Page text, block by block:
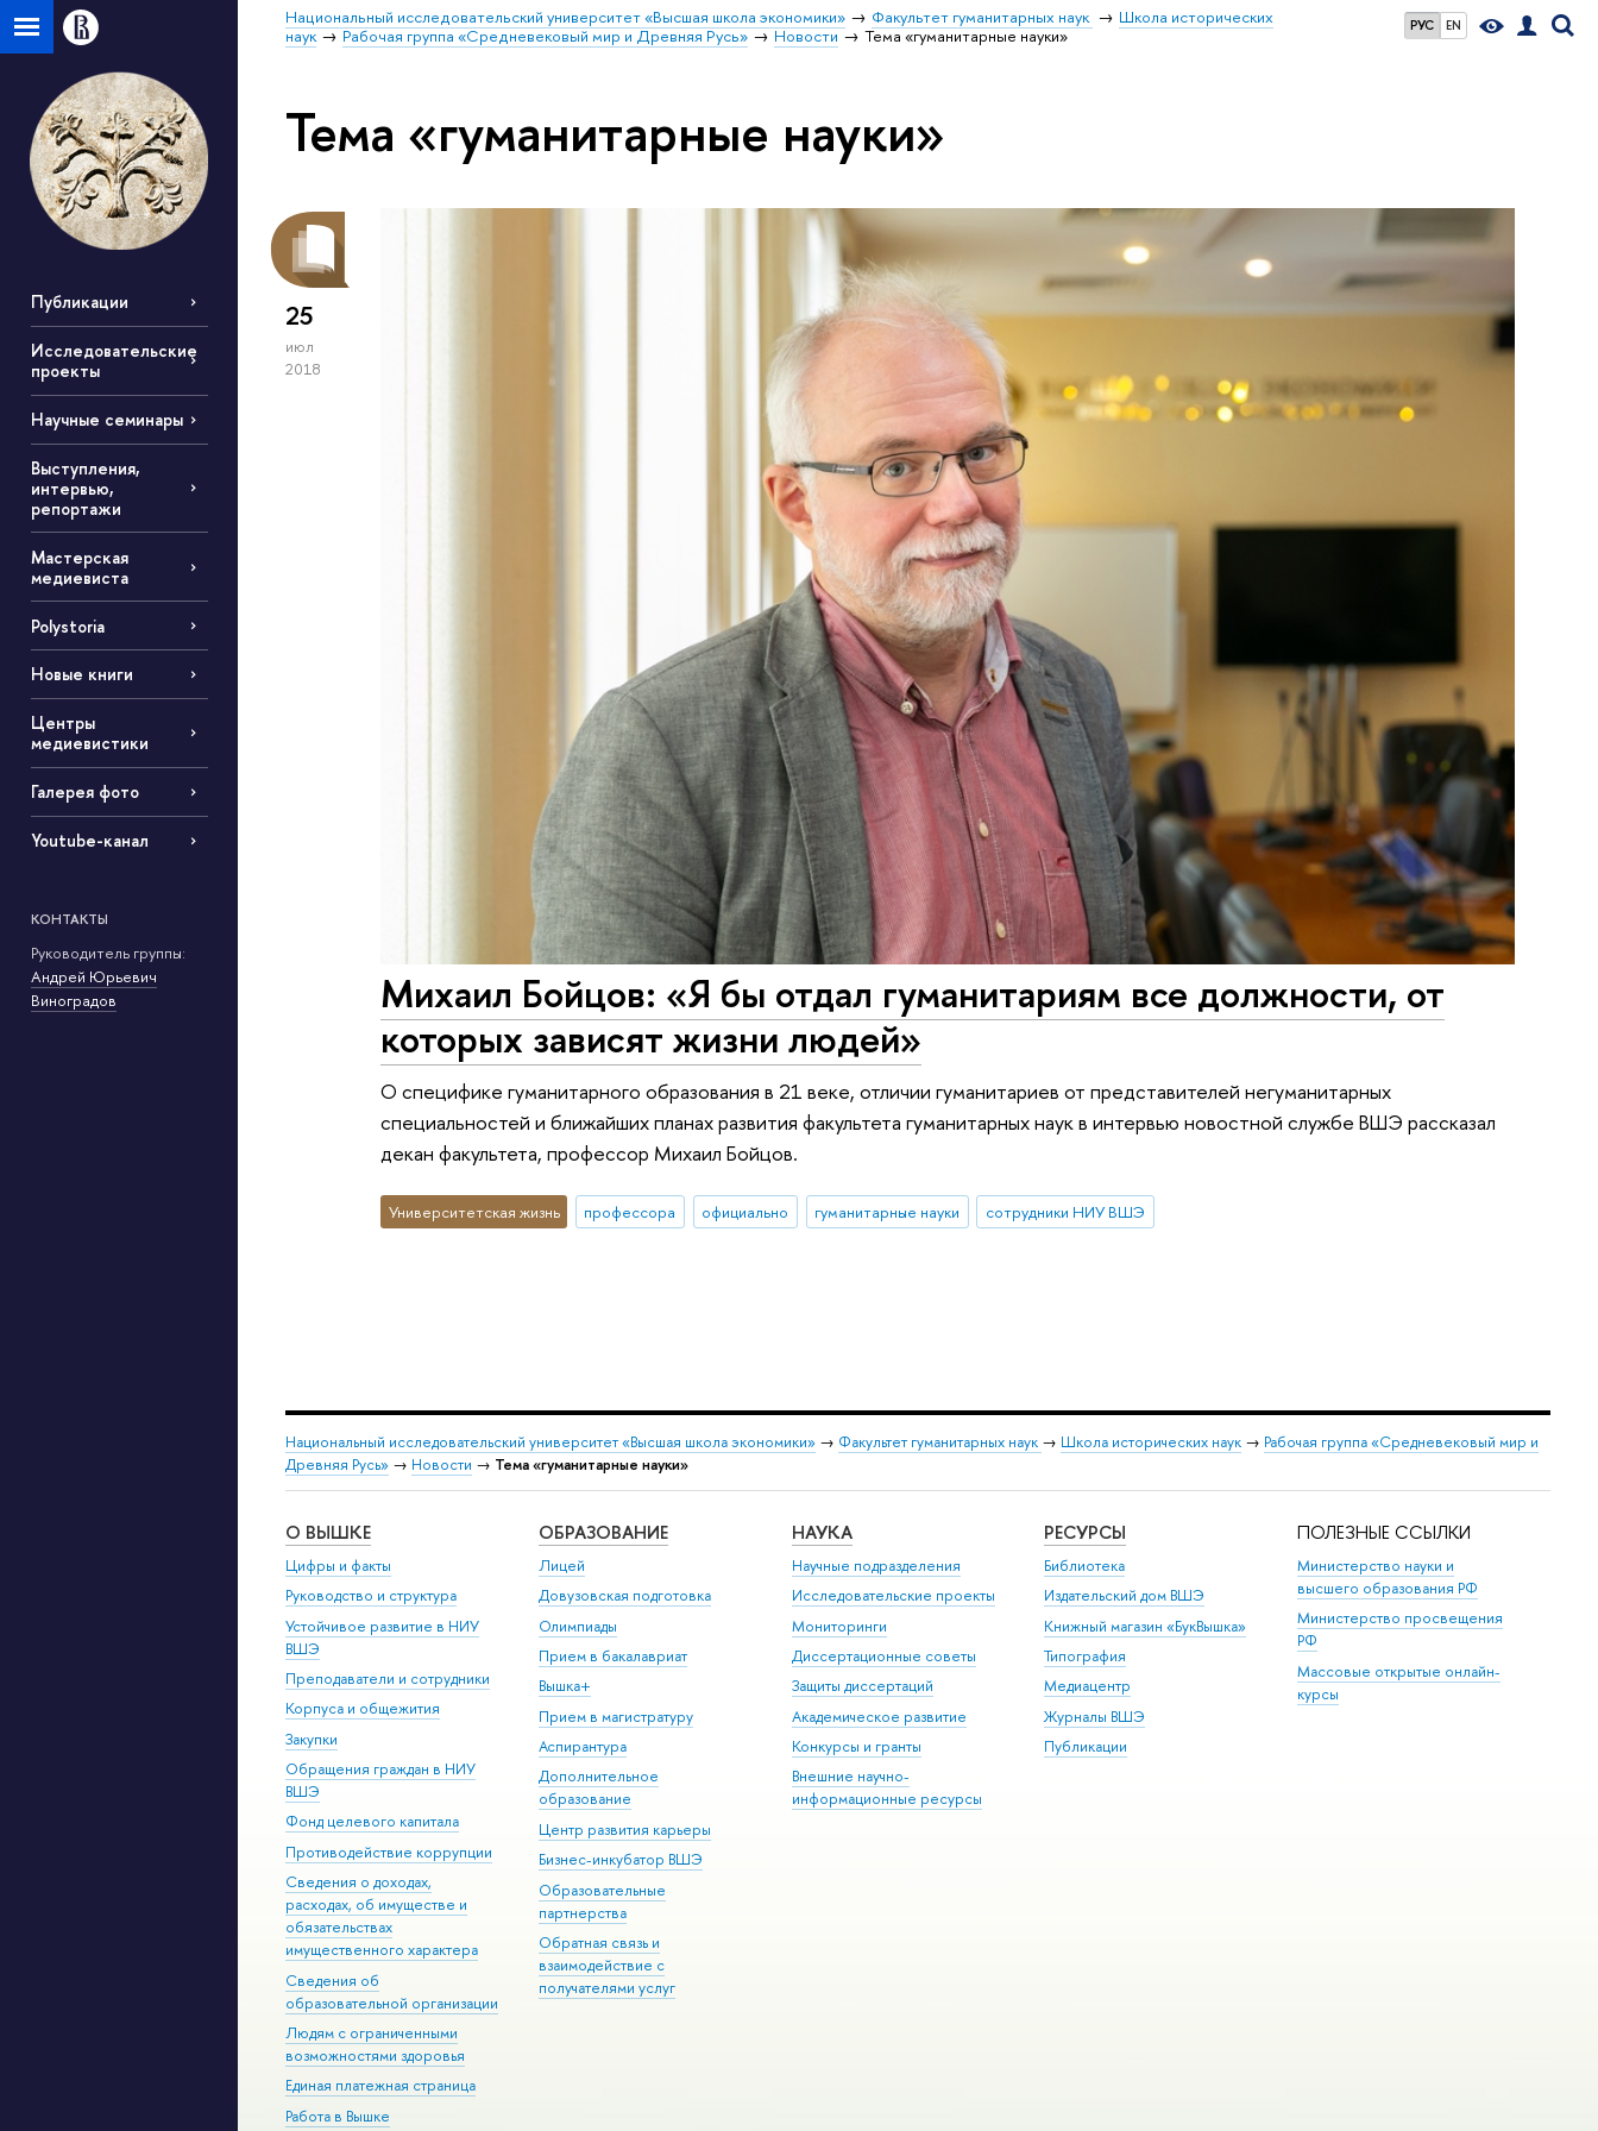
РУС EN
Национальный исследовательский университет «Высшая школа экономики» Факультет гуманитарных наук
Школа исторических
наук
Рабочая группа «Средневековый мир и Древняя Русь» Новости Тема «гуманитарные науки»
Публикации
Исследовательские
проекты
Научные семинары
Выступления,
интервью,
репортажи
Мастерская
медиевиста
Polystoria
Новые книги
Центры
медиевистики
Галерея фото
Youtube-канал
КОНТАКТЫ
Руководитель группы:
Андрей Юрьевич
Виноградов
Тема «гуманитарные науки»
25
июл
2018
Михаил Бойцов: «Я бы отдал гуманитариям все должности, от
которых зависят жизни людей»
О специфике гуманитарного образования в 21 веке, отличии гуманитариев от представителей негуманитарных
специальностей и ближайших планах развития факультета гуманитарных наук в интервью новостной службе ВШЭ рассказал
декан факультета, профессор Михаил Бойцов.
Университетская жизнь профессора официально гуманитарные науки сотрудники НИУ ВШЭ
Национальный исследовательский университет «Высшая школа экономики» → Факультет гуманитарных наук → Школа исторических наук → Рабочая группа «Средневековый мир и
Древняя Русь» → Новости → Тема «гуманитарные науки»
О ВЫШКЕ
Цифры и факты
Руководство и структура
Устойчивое развитие в НИУ
ВШЭ
Преподаватели и сотрудники
Корпуса и общежития
Закупки
Обращения граждан в НИУ
ВШЭ
Фонд целевого капитала
Противодействие коррупции
Сведения о доходах,
расходах, об имуществе и
обязательствах
имущественного характера
Сведения об
образовательной организации
Людям с ограниченными
возможностями здоровья
Единая платежная страница
Работа в Вышке
ОБРАЗОВАНИЕ
Лицей
Довузовская подготовка
Олимпиады
Прием в бакалавриат
Вышка+
Прием в магистратуру
Аспирантура
Дополнительное
образование
Центр развития карьеры
Бизнес-инкубатор ВШЭ
Образовательные
партнерства
Обратная связь и
взаимодействие с
получателями услуг
НАУКА
Научные подразделения
Исследовательские проекты
Мониторинги
Диссертационные советы
Защиты диссертаций
Академическое развитие
Конкурсы и гранты
Внешние научно-
информационные ресурсы
РЕСУРСЫ
Библиотека
Издательский дом ВШЭ
Книжный магазин «БукВышка»
Типография
Медиацентр
Журналы ВШЭ
Публикации
ПОЛЕЗНЫЕ ССЫЛКИ
Министерство науки и
высшего образования РФ
Министерство просвещения
РФ
Массовые открытые онлайн-
курсы